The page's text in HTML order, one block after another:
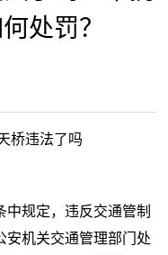
处罚？
桥违法了吗
中规定，违反交通管制
安机关交通管理部门处